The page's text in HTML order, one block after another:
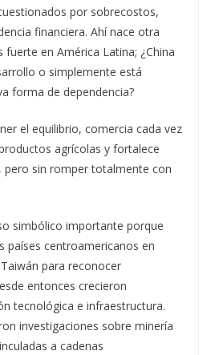
por sobrecostos,
financiera. Ahí nace otra
fuerte en América Latina; ¿China
o simplemente está
forma de dependencia?
el equilibrio, comercia cada vez
agrícolas y fortalece
pero sin romper totalmente con
simbólico importante porque
países centroamericanos en
para reconocer
entonces crecieron
tecnológica e infraestructura.
investigaciones sobre minería
a cadenas